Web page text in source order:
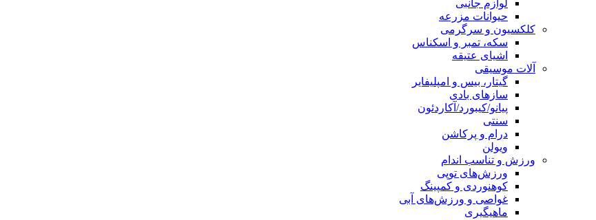
لوازم جانبی
حیوانات مزرعه
کلکسیون و سرگرمی
سکه، تمبر و اسکناس
اشیای عتیقه
آلات موسیقی
گیتار، بیس و امپلیفایر
سازهای بادی
پیانو/کیبورد/آکاردئون
سنتی
درام و پرکاشن
ویولن
ورزش و تناسب اندام
ورزش‌های توپی
کوهنوردی و کمپینگ
غواصی و ورزش‌های آبی
ماهیگیری